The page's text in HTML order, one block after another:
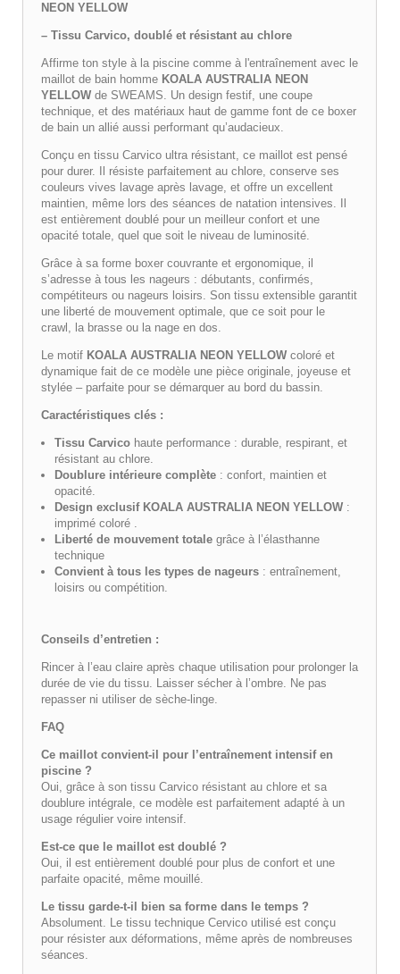
NEON YELLOW
– Tissu Carvico, doublé et résistant au chlore
Affirme ton style à la piscine comme à l'entraînement avec le
maillot de bain homme KOALA AUSTRALIA NEON
YELLOW de SWEAMS. Un design festif, une coupe
technique, et des matériaux haut de gamme font de ce boxer
de bain un allié aussi performant qu’audacieux.
Conçu en tissu Carvico ultra résistant, ce maillot est pensé
pour durer. Il résiste parfaitement au chlore, conserve ses
couleurs vives lavage après lavage, et offre un excellent
maintien, même lors des séances de natation intensives. Il
est entièrement doublé pour un meilleur confort et une
opacité totale, quel que soit le niveau de luminosité.
Grâce à sa forme boxer couvrante et ergonomique, il
s’adresse à tous les nageurs : débutants, confirmés,
compétiteurs ou nageurs loisirs. Son tissu extensible garantit
une liberté de mouvement optimale, que ce soit pour le
crawl, la brasse ou la nage en dos.
Le motif KOALA AUSTRALIA NEON YELLOW coloré et
dynamique fait de ce modèle une pièce originale, joyeuse et
stylée – parfaite pour se démarquer au bord du bassin.
Caractéristiques clés :
Tissu Carvico haute performance : durable, respirant, et
résistant au chlore.
Doublure intérieure complète : confort, maintien et
opacité.
Design exclusif KOALA AUSTRALIA NEON YELLOW :
imprimé coloré .
Liberté de mouvement totale grâce à l’élasthanne
technique
Convient à tous les types de nageurs : entraînement,
loisirs ou compétition.
Conseils d’entretien :
Rincer à l’eau claire après chaque utilisation pour prolonger la
durée de vie du tissu. Laisser sécher à l’ombre. Ne pas
repasser ni utiliser de sèche-linge.
FAQ
Ce maillot convient-il pour l’entraînement intensif en
piscine ?
Oui, grâce à son tissu Carvico résistant au chlore et sa
doublure intégrale, ce modèle est parfaitement adapté à un
usage régulier voire intensif.
Est-ce que le maillot est doublé ?
Oui, il est entièrement doublé pour plus de confort et une
parfaite opacité, même mouillé.
Le tissu garde-t-il bien sa forme dans le temps ?
Absolument. Le tissu technique Cervico utilisé est conçu
pour résister aux déformations, même après de nombreuses
séances.